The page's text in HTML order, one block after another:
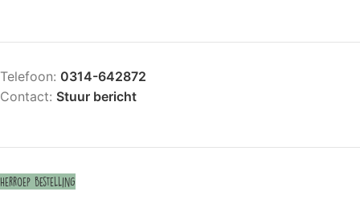
Telefoon: 0314-642872
Contact: Stuur bericht
Herroep bestelling